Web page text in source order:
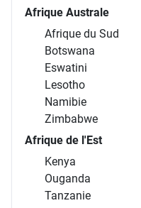
Afrique Australe
Afrique du Sud
Botswana
Eswatini
Lesotho
Namibie
Zimbabwe
Afrique de l'Est
Kenya
Ouganda
Tanzanie